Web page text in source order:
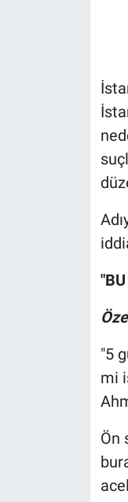
"5
mi
Ön
Günün
Koronavirüs
Kültür Sanat
Ne demişti
Programlar